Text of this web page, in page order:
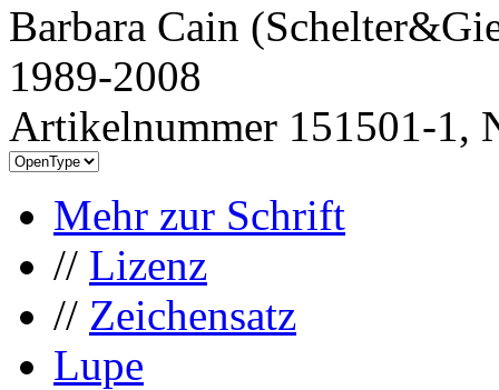
Barbara Cain
1989-2008
Artikelnummer 151501-1,
Mehr zur Schrift
// Lizenz
// Zeichensatz
Lupe